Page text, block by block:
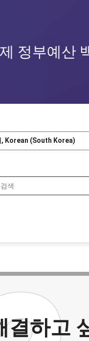
일로 국민
결하고